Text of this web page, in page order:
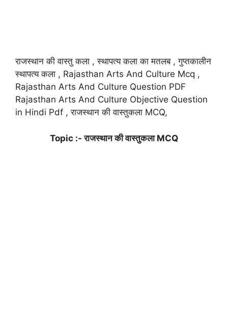
राजस्थान की वास्तु कला , स्थापत्य कला का मतलब , गुप्तकालीन
स्थापत्य कला , Rajasthan Arts And Culture Mcq ,
Rajasthan Arts And Culture Question PDF
Rajasthan Arts And Culture Objective Question
in Hindi Pdf , राजस्थान की वास्तुकला MCQ,
Topic :- राजस्थान की वास्तुकला MCQ